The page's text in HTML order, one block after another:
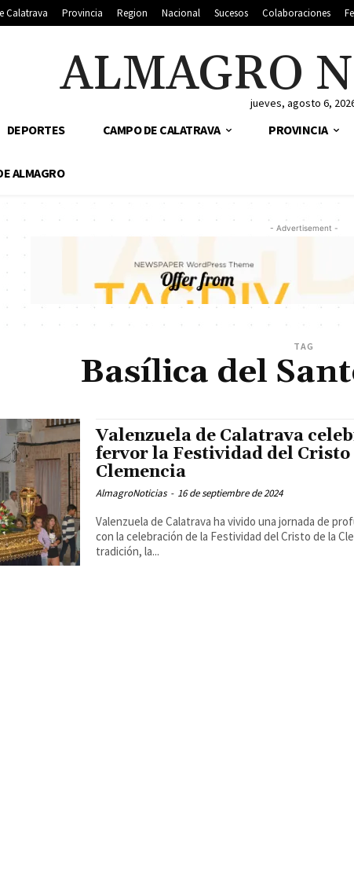
Calatrava Provincia Region Nacional Sucesos Colaboraciones
ALMAGRO
jueves, agosto 6,
DEPORTES CAMPO DE CALATRAVA PROVINCIA
ALMAGRO
- Advertisement -
TAG
Basílica del
Valenzuela de Calatrava
fervor la Festividad del Cristo
Clemencia
AlmagroNoticias - 16 de septiembre de 2024
Valenzuela de Calatrava ha vivido una jornada de
con la celebración de la Festividad del Cristo de la
tradición, la...